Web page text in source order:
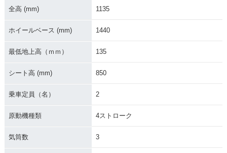
全高 (mm) 1135
ホイールベース (mm) 1440
最低地上高（ｍｍ） 135
シート高 (mm) 850
乗車定員（名） 2
原動機種類 4ストローク
気筒数 3